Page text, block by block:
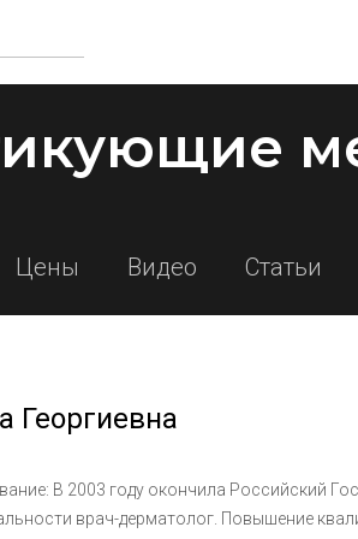
Цены Видео Статьи
Георгиевна
врач-дерматолог. Повышение